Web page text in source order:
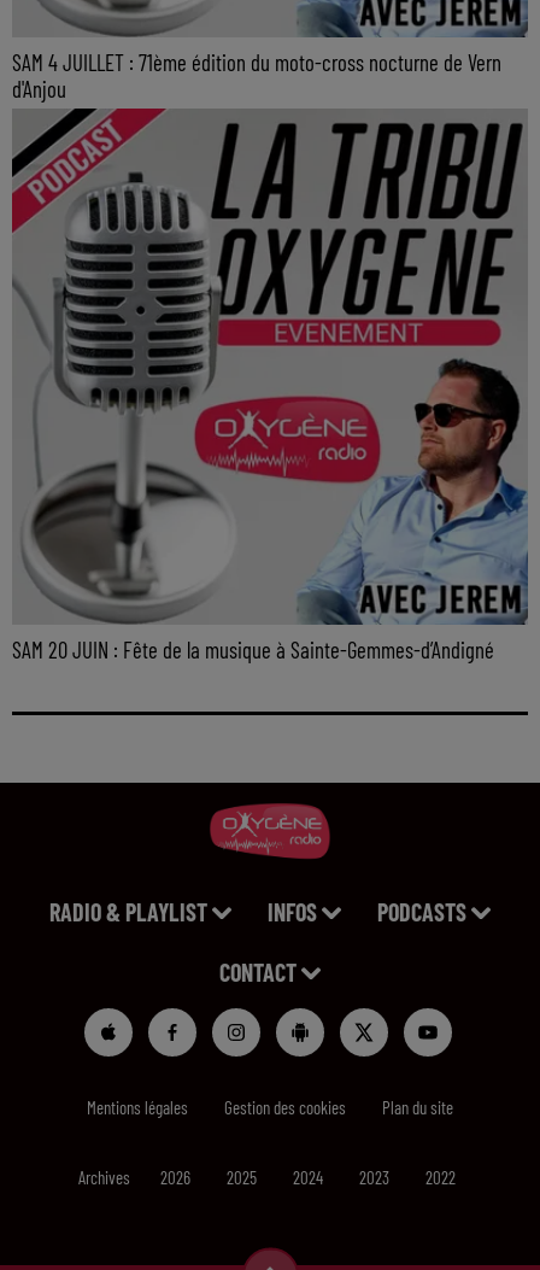
SAM 4 JUILLET : 71ème édition du moto-cross nocturne de Vern
d'Anjou
SAM 20 JUIN : Fête de la musique à Sainte-Gemmes-d’Andigné
RADIO & PLAYLIST INFOS PODCASTS
CONTACT
Mentions légales Gestion des cookies Plan du site
Archives 2026 2025 2024 2023 2022